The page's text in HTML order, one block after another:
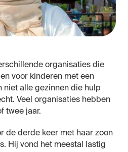
organisaties die
voor kinderen met een
niet alle gezinnen die hulp
Veel organisaties hebben
twee jaar.
de derde keer met haar zoon
Hij vond het meestal lastig